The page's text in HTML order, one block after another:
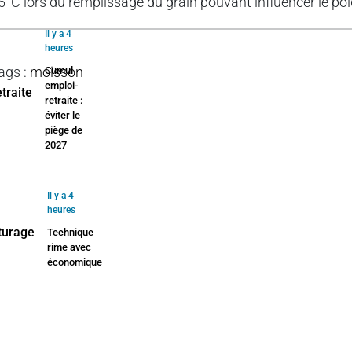
: moisson
Il y a 4
heures
Cumul
emploi-
retraite :
éviter le
piège de
2027
Il y a 4
heures
Technique
rime avec
économique